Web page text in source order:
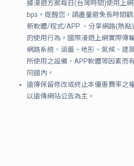
據漫遊方案每日(台灣時間)使用上
bps。提醒您，請盡量避免長時間
新軟體/程式/APP 、分享網路(熱點
的使用行為。國際漫遊上網實際傳
網路系統、涵蓋、地形、氣候、建
所使用之設備、APP軟體等因素而
同國內。
遠傳保留修改或終止本優惠費率之
以遠傳網站公告為主。